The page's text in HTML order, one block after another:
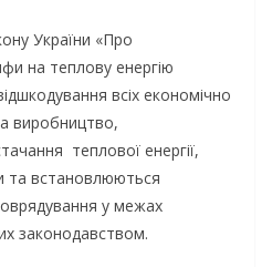
України «Про
на теплову енергію
всіх економічно
виробництво,
теплової енергії,
та встановлюються
у межах
законодавством.